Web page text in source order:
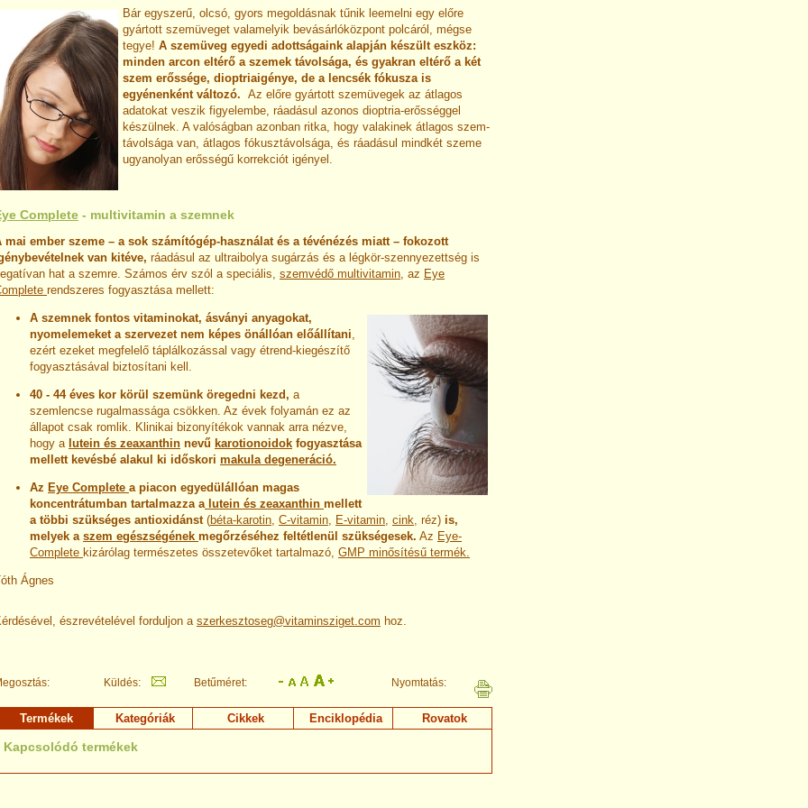
Bár egyszerű, olcsó, gyors megoldásnak tűnik leemelni egy előre
gyártott szemüveget valamelyik bevásárlóközpont polcáról, mégse
tegye! A szemüveg egyedi adottságaink alapján készült eszköz:
minden arcon eltérő a szemek távolsága, és gyakran eltérő a két
szem erőssége, dioptriaigénye, de a lencsék fókusza is
egyénenként változó. Az előre gyártott szemüvegek az átlagos
adatokat veszik figyelembe, ráadásul azonos dioptria-erősséggel
készülnek. A valóságban azonban ritka, hogy valakinek átlagos szem-
távolsága van, átlagos fókusztávolsága, és ráadásul mindkét szeme
ugyanolyan erősségű korrekciót igényel.
Complete - multivitamin a szemnek
mai ember szeme – a sok számítógép-használat és a tévénézés miatt – fokozott
van kitéve, ráadásul az ultraibolya sugárzás és a légkör-szennyezettség is
hat a szemre. Számos érv szól a speciális, szemvédő multivitamin, az Eye
rendszeres fogyasztása mellett:
A szemnek fontos vitaminokat, ásványi anyagokat,
nyomelemeket a szervezet nem képes önállóan előállítani,
ezért ezeket megfelelő táplálkozással vagy étrend-kiegészítő
fogyasztásával biztosítani kell.
40 - 44 éves kor körül szemünk öregedni kezd, a
szemlencse rugalmassága csökken. Az évek folyamán ez az
állapot csak romlik. Klinikai bizonyítékok vannak arra nézve,
hogy a lutein és zeaxanthin nevű karotionoidok fogyasztása
mellett kevésbé alakul ki időskori makula degeneráció.
Az Eye Complete a piacon egyedülállóan magas
koncentrátumban tartalmazza alutein és zeaxanthin mellett
a többi szükséges antioxidánst(béta-karotin, C-vitamin, E-vitamin, cink, réz) is,
melyek a szem egészségének megőrzéséhez feltétlenül szükségesek. Az Eye-
Complete kizárólag természetes összetevőket tartalmazó, GMP minősítésű termék.
Ágnes
észrevételével forduljon a szerkesztoseg@vitaminsziget.com hoz.
Küldés: Betűméret: Nyomtatás:
Termékek Kategóriák Cikkek Enciklopédia Rovatok
Kapcsolódó termékek